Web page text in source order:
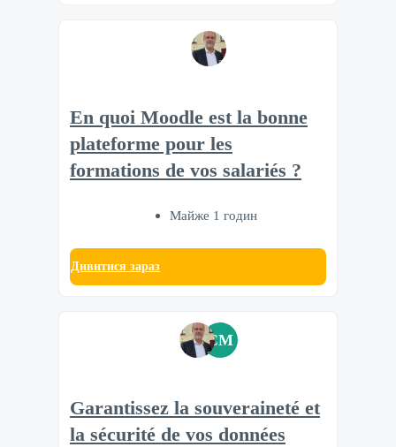
En quoi Moodle est la bonne
plateforme pour les
formations de vos salariés ?
Майже 1 годин
Дивитися зараз
CM
Garantissez la souveraineté et
la sécurité de vos données